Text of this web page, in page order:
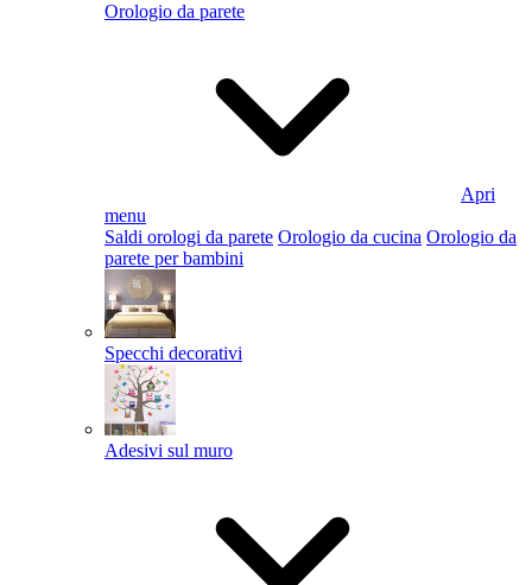
Orologio da parete
Apri
menu
Saldi orologi da parete Orologio da cucina Orologio da
parete per bambini
Specchi decorativi
Adesivi sul muro